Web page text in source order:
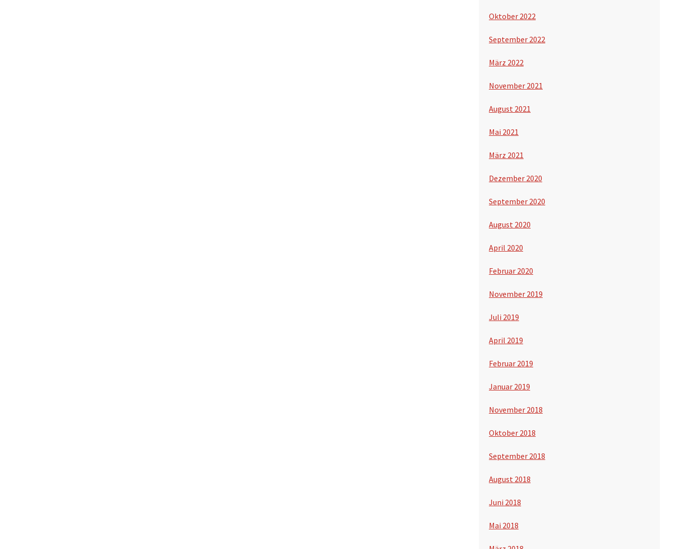
Oktober 2022
September 2022
März 2022
November 2021
August 2021
Mai 2021
März 2021
Dezember 2020
September 2020
August 2020
April 2020
Februar 2020
November 2019
Juli 2019
April 2019
Februar 2019
Januar 2019
November 2018
Oktober 2018
September 2018
August 2018
Juni 2018
Mai 2018